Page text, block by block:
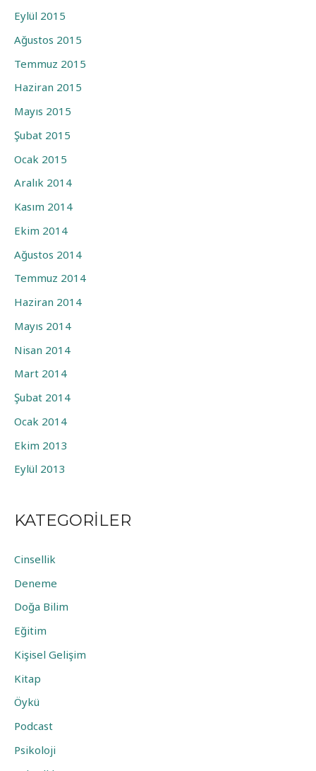
Eylül 2015
Ağustos 2015
Temmuz 2015
Haziran 2015
Mayıs 2015
Şubat 2015
Ocak 2015
Aralık 2014
Kasım 2014
Ekim 2014
Ağustos 2014
Temmuz 2014
Haziran 2014
Mayıs 2014
Nisan 2014
Mart 2014
Şubat 2014
Ocak 2014
Ekim 2013
Eylül 2013
KATEGORILER
Cinsellik
Deneme
Doğa Bilim
Eğitim
Kişisel Gelişim
Kitap
Öykü
Podcast
Psikoloji